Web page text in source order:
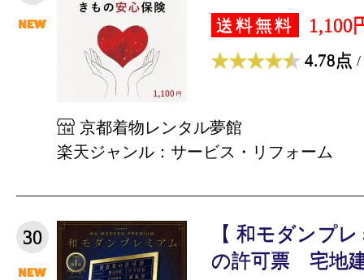
送料無料 1,100
4.78点 /
京都着物レンタル夢館
楽天ジャンル：サービス・リフォーム
30
【 和モダンプ
の許可票 宅地